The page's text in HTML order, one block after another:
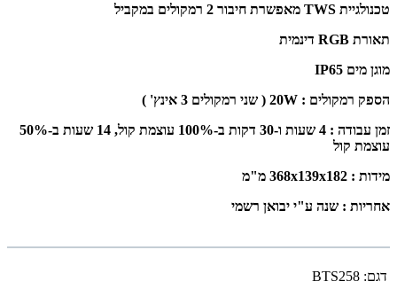
טכנולגיית TWS מאפשרת חיבור 2 רמקולים במקביל
תאורת RGB דינמית
מוגן מים IP65
הספק רמקולים : 20W ( שני רמקולים 3 אינץ' )
זמן עבודה :
4 שעות ו-30 דקות ב-100% עוצמת קול, 14 שעות ב-50%
עוצמת קול
מידות : 368x139x182 מ"מ
אחריות : שנה ע"י יבואן רשמי
דגם: BTS258